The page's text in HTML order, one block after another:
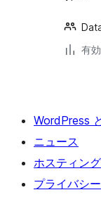
有
WordPress
ニュース
ホスティング
プライバシー